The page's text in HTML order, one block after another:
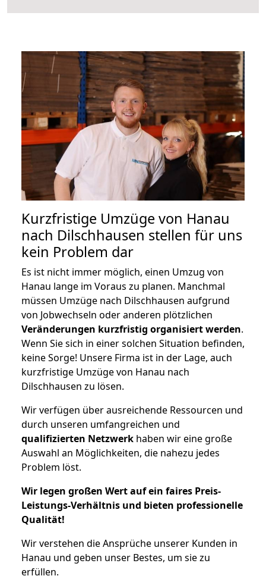
Kurzfristige Umzüge von Hanau
nach Dilschhausen stellen für uns
kein Problem dar
Es ist nicht immer möglich, einen Umzug von
Hanau lange im Voraus zu planen. Manchmal
müssen Umzüge nach Dilschhausen aufgrund
von Jobwechseln oder anderen plötzlichen
Veränderungen kurzfristig organisiert werden.
Wenn Sie sich in einer solchen Situation befinden,
keine Sorge! Unsere Firma ist in der Lage, auch
kurzfristige Umzüge von Hanau nach
Dilschhausen zu lösen.
Wir verfügen über ausreichende Ressourcen und
durch unseren umfangreichen und
qualifizierten Netzwerk haben wir eine große
Auswahl an Möglichkeiten, die nahezu jedes
Problem löst.
Wir legen großen Wert auf ein faires Preis-
Leistungs-Verhältnis und bieten professionelle
Qualität!
Wir verstehen die Ansprüche unserer Kunden in
Hanau und geben unser Bestes, um sie zu
erfüllen.